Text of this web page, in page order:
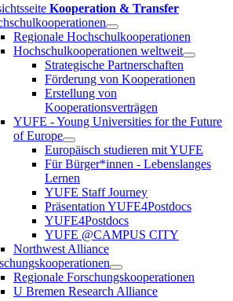
Kooperation & Transfer
Regionale Hochschulkooperationen
Hochschulkooperationen weltweit
Strategische Partnerschaften
Förderung von Kooperationen
Erstellung von
Kooperationsverträgen
YUFE - Young Universities for the Future
of Europe
Europäisch studieren mit YUFE
Für Bürger*innen - Lebenslanges
Lernen
YUFE Staff Journey
Präsentation YUFE4Postdocs
YUFE4Postdocs
YUFE @CAMPUS CITY
Northwest Alliance
Regionale Forschungskooperationen
U Bremen Research Alliance